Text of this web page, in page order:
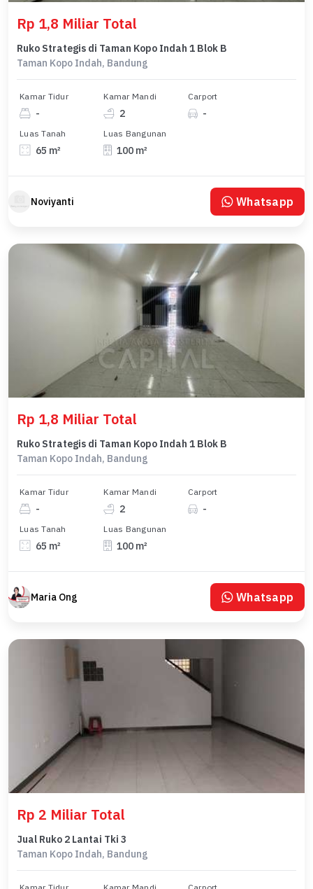
Rp 1,8 Miliar Total
Ruko Strategis di Taman Kopo Indah 1 Blok B
Taman Kopo Indah, Bandung
Kamar Tidur
-
Kamar Mandi
2
Carport
-
Luas Tanah
65 m²
Luas Bangunan
100 m²
Noviyanti Whatsapp
Rp 1,8 Miliar Total
Ruko Strategis di Taman Kopo Indah 1 Blok B
Taman Kopo Indah, Bandung
Kamar Tidur
-
Kamar Mandi
2
Carport
-
Luas Tanah
65 m²
Luas Bangunan
100 m²
Maria Ong Whatsapp
Rp 2 Miliar Total
Jual Ruko 2 Lantai Tki 3
Taman Kopo Indah, Bandung